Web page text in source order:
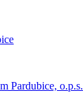
Pardubice, o.p.s.